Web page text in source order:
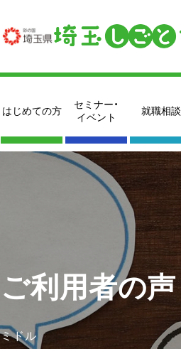
はじめての方
セミナー・
イベント
就職相談
ご利用者の声
ミドル